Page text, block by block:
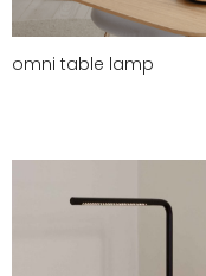
omni table lamp